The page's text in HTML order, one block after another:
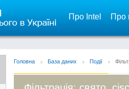
Про Intel Про
Головна База даних Події